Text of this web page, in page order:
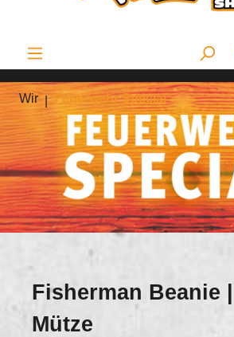
Wir Feuerwehr Special
Fisherman Beanie
Mütze